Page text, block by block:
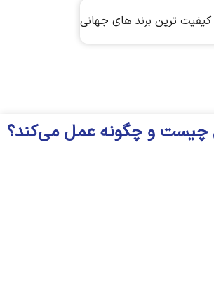
ترین برند های جهانی
چیست و چگونه عمل می‌کند؟